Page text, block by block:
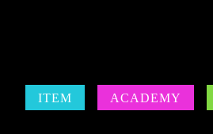
ITEM ACADEMY